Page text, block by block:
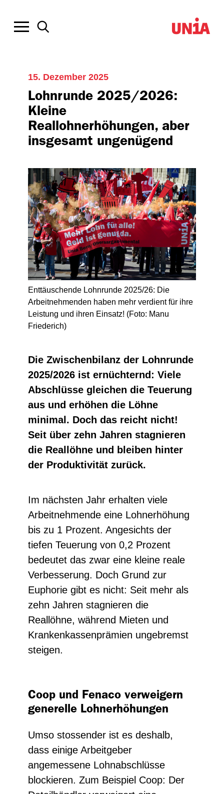
15. Dezember 2025
Lohnrunde 2025/2026:
Kleine
Reallohnerhöhungen, aber
insgesamt ungenügend
Enttäuschende Lohnrunde 2025/26: Die
Arbeitnehmenden haben mehr verdient für ihre
Leistung und ihren Einsatz! (Foto: Manu
Friederich)
Die Zwischenbilanz der Lohnrunde
2025/2026 ist ernüchternd: Viele
Abschlüsse gleichen die Teuerung
aus und erhöhen die Löhne
minimal. Doch das reicht nicht!
Seit über zehn Jahren stagnieren
die Reallöhne und bleiben hinter
der Produktivität zurück.
Im nächsten Jahr erhalten viele
Arbeitnehmende eine Lohnerhöhung
bis zu 1 Prozent. Angesichts der
tiefen Teuerung von 0,2 Prozent
bedeutet das zwar eine kleine reale
Verbesserung. Doch Grund zur
Euphorie gibt es nicht: Seit mehr als
zehn Jahren stagnieren die
Reallöhne, während Mieten und
Krankenkassenprämien ungebremst
steigen.
Coop und Fenaco verweigern
generelle Lohnerhöhungen
Umso stossender ist es deshalb,
dass einige Arbeitgeber
angemessene Lohnabschlüsse
blockieren. Zum Beispiel Coop: Der